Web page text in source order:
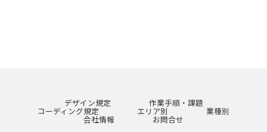
デザイン規定 作業手順・課題
コーディング規定 エリア別 業種別
会社情報 お問合せ